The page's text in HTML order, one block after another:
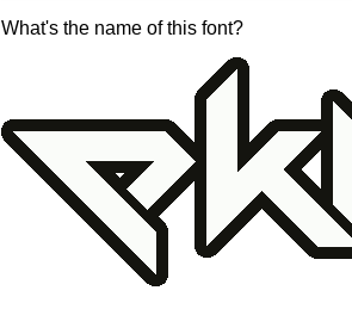
What's the name of this font?